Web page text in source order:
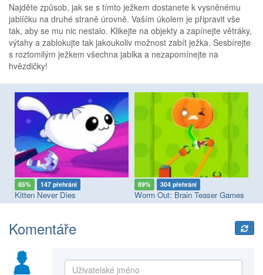
Najděte způsob, jak se s tímto ježkem dostanete k vysněnému
jablíčku na druhé straně úrovně. Vaším úkolem je připravit vše
tak, aby se mu nic nestalo. Klikejte na objekty a zapínejte větráky,
výtahy a zablokujte tak jakoukoliv možnost zabít ježka. Sesbírejte
s roztomilým ježkem všechna jablka a nezapomínejte na
hvězdičky!
85% 147 přehrání
Kitten Never Dies
89% 304 přehrání
Worm Out: Brain Teaser Games
Komentáře